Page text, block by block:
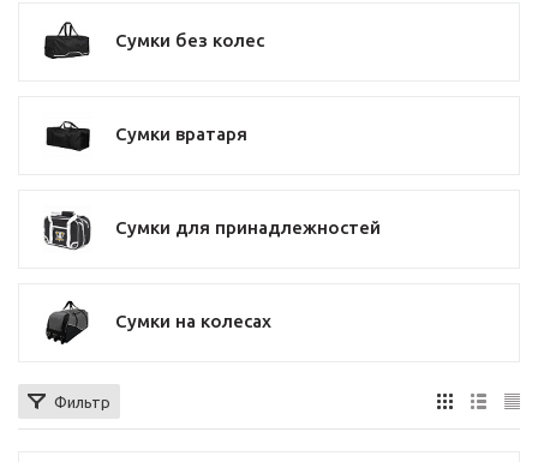
Сумки без колес
Сумки вратаря
Сумки для принадлежностей
Сумки на колесах
Фильтр